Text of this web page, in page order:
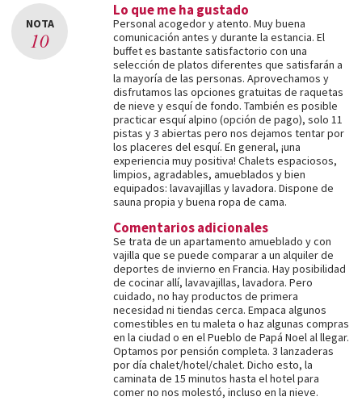
NOTA
10
Lo que me ha gustado
Personal acogedor y atento. Muy buena
comunicación antes y durante la estancia. El
buffet es bastante satisfactorio con una
selección de platos diferentes que satisfarán a
la mayoría de las personas. Aprovechamos y
disfrutamos las opciones gratuitas de raquetas
de nieve y esquí de fondo. También es posible
practicar esquí alpino (opción de pago), solo 11
pistas y 3 abiertas pero nos dejamos tentar por
los placeres del esquí. En general, ¡una
experiencia muy positiva! Chalets espaciosos,
limpios, agradables, amueblados y bien
equipados: lavavajillas y lavadora. Dispone de
sauna propia y buena ropa de cama.
Comentarios adicionales
Se trata de un apartamento amueblado y con
vajilla que se puede comparar a un alquiler de
deportes de invierno en Francia. Hay posibilidad
de cocinar allí, lavavajillas, lavadora. Pero
cuidado, no hay productos de primera
necesidad ni tiendas cerca. Empaca algunos
comestibles en tu maleta o haz algunas compras
en la ciudad o en el Pueblo de Papá Noel al llegar.
Optamos por pensión completa. 3 lanzaderas
por día chalet/hotel/chalet. Dicho esto, la
caminata de 15 minutos hasta el hotel para
comer no nos molestó, incluso en la nieve.